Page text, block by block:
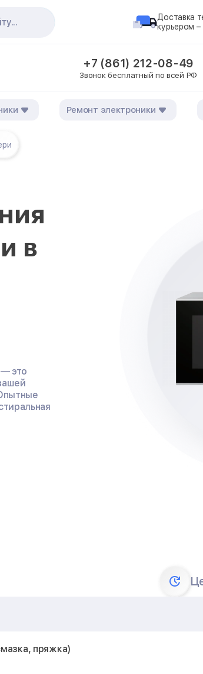
Доставка
курьером –
+7 (861) 212-08-49
Звонок бесплатный по всей РФ
Ремонт электроники
в
это
пряжка)